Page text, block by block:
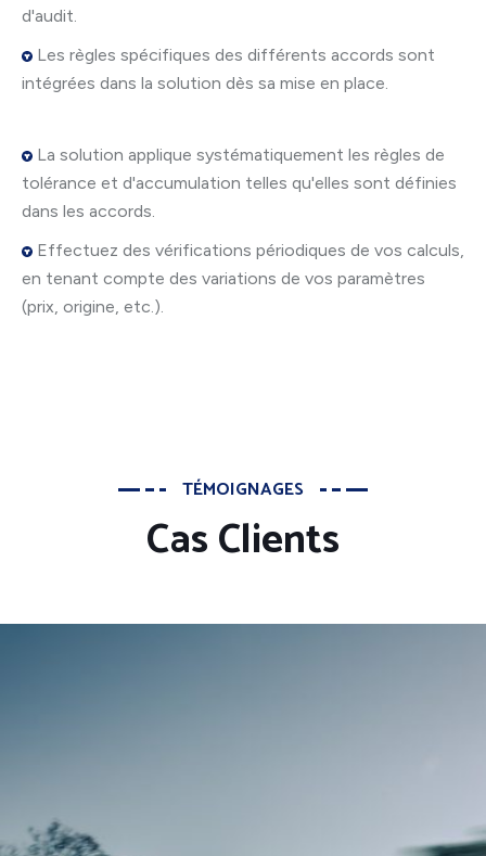
d'audit.
Les règles spécifiques des différents accords sont
intégrées dans la solution dès sa mise en place.
La solution applique systématiquement les règles de
tolérance et d'accumulation telles qu'elles sont définies
dans les accords.
Effectuez des vérifications périodiques de vos calculs,
en tenant compte des variations de vos paramètres
(prix, origine, etc.).
TÉMOIGNAGES
Cas Clients